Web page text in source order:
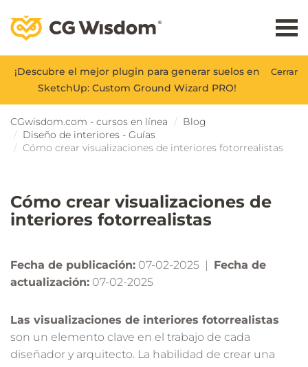
Cerrar
¡Descubre el mejor plugin para generar suelos en
SketchUp: Custom Ground Wizard PRO!
CGwisdom.com - cursos en línea
Blog
Diseño de interiores - Guías
Cómo crear visualizaciones de interiores fotorrealistas
Cómo crear visualizaciones de
interiores fotorrealistas
Fecha de publicación: 07-02-2025 | Fecha de
actualización: 07-02-2025
Las visualizaciones de interiores fotorrealistas
son un elemento clave en el trabajo de cada
diseñador y arquitecto. La habilidad de crear una